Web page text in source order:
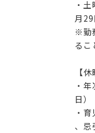
・
月29
※勤
るこ
【休
・
日）
・
、忌